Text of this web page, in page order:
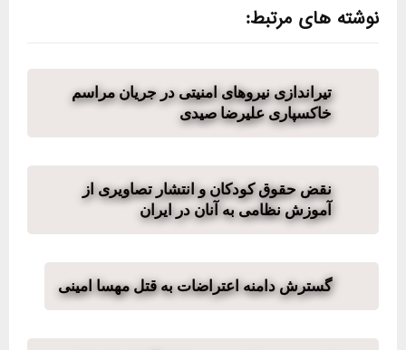
نوشته های مرتبط:
تیراندازی نیروهای امنیتی در جریان مراسم
خاکسپاری علیرضا صیدی
نقض حقوق کودکان و انتشار تصاویری از
آموزش نظامی به آنان در ایران
گسترش دامنه اعتراضات به قتل مهسا امینی